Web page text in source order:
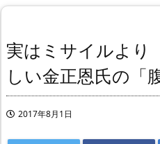
実はミサイルより
しい金正恩氏の「
2017年8月1日